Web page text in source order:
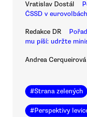
Vratislav Dostál
ČSSD v
Redakce DR
mu píší: udržte
Andrea Cerqueirová
#Strana zelených
#Perspektivy